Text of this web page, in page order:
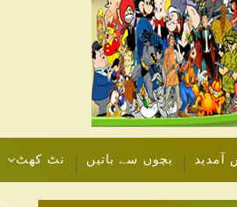
آمدید بچوں سے باتیں نٹ کھٹ